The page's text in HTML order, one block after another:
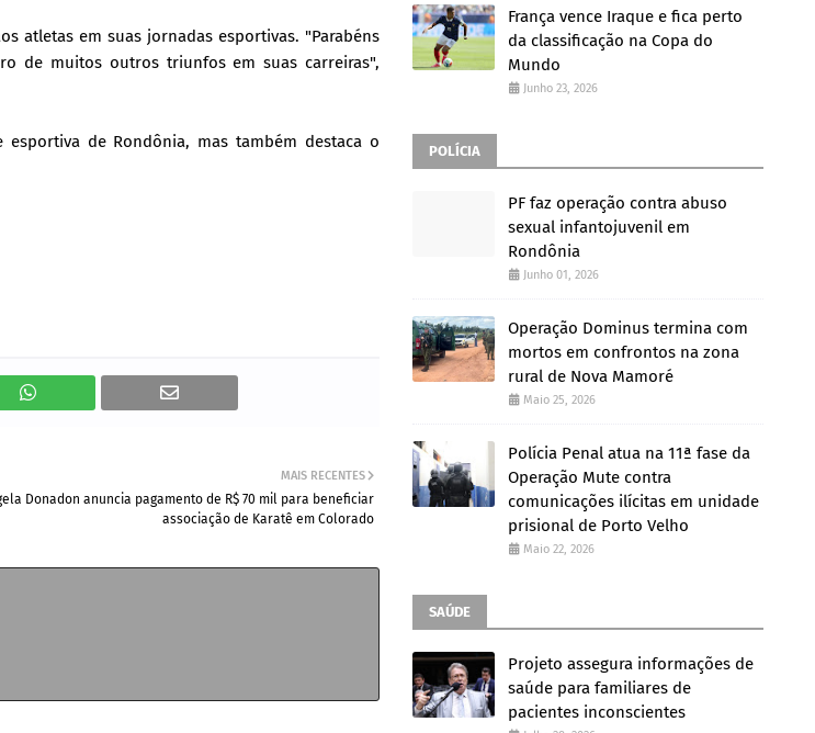
atletas em suas jornadas esportivas. "Parabéns
de muitos outros triunfos em suas carreiras",
de Rondônia, mas também destaca o
MAIS RECENTES
Donadon anuncia pagamento de R$ 70 mil para beneficiar
associação de Karatê em Colorado
França vence Iraque e fica perto
da classificação na Copa do
Mundo
Junho 23, 2026
POLÍCIA
PF faz operação contra abuso
sexual infantojuvenil em
Rondônia
Junho 01, 2026
Operação Dominus termina com
mortos em confrontos na zona
rural de Nova Mamoré
Maio 25, 2026
Polícia Penal atua na 11ª fase da
Operação Mute contra
comunicações ilícitas em unidade
prisional de Porto Velho
Maio 22, 2026
SAÚDE
Projeto assegura informações de
saúde para familiares de
pacientes inconscientes